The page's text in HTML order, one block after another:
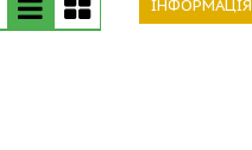
ІНФОРМАЦІЯ